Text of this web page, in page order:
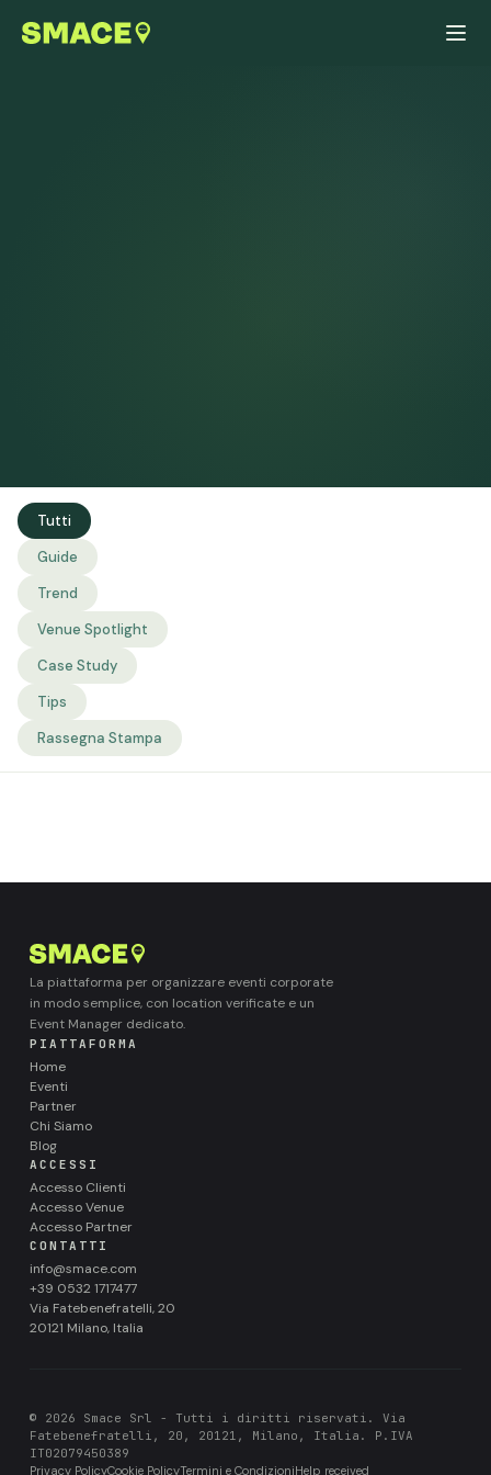
Tutti
Guide
Trend
Venue Spotlight
Case Study
Tips
Rassegna Stampa
La piattaforma per organizzare eventi corporate
in modo semplice, con location verificate e un
Event Manager dedicato.
PIATTAFORMA
Home
Eventi
Partner
Chi Siamo
Blog
ACCESSI
Accesso Clienti
Accesso Venue
Accesso Partner
CONTATTI
info@smace.com
+39 0532 1717477
Via Fatebenefratelli, 20
20121 Milano, Italia
© 2026 Smace Srl - Tutti i diritti riservati. Via
Fatebenefratelli, 20, 20121, Milano, Italia. P.IVA
IT02079450389
Privacy PolicyCookie PolicyTermini e CondizioniHelp received